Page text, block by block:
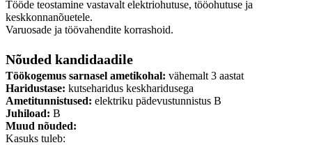
Tööde teostamine vastavalt elektriohutuse, tööohutuse ja
keskkonnanõuetele.
Varuosade ja töövahendite korrashoid.
Nõuded kandidaadile
Töökogemus sarnasel ametikohal: vähemalt 3 aastat
Haridustase: kutseharidus keskharidusega
Ametitunnistused: elektriku pädevustunnistus B
Juhiload: B
Muud nõuded:
Kasuks tuleb: